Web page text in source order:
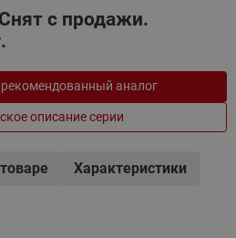
с продажи.
аналог
описание серии
Характеристики